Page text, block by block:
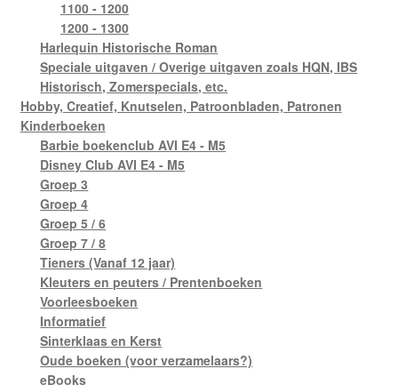
1100 - 1200
1200 - 1300
Harlequin Historische Roman
Speciale uitgaven / Overige uitgaven zoals HQN, IBS
Historisch, Zomerspecials, etc.
Hobby, Creatief, Knutselen, Patroonbladen, Patronen
Kinderboeken
Barbie boekenclub AVI E4 - M5
Disney Club AVI E4 - M5
Groep 3
Groep 4
Groep 5 / 6
Groep 7 / 8
Tieners (Vanaf 12 jaar)
Kleuters en peuters / Prentenboeken
Voorleesboeken
Informatief
Sinterklaas en Kerst
Oude boeken (voor verzamelaars?)
eBooks